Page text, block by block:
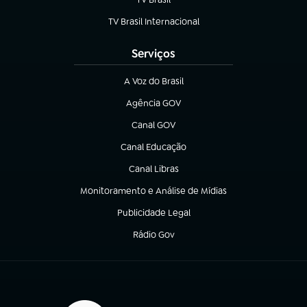
(abre em nova aba)
TV Brasil Internacional
(abre em nova aba)
Serviços
A Voz do Brasil
(abre em nova aba)
Agência GOV
(abre em nova aba)
Canal GOV
(abre em nova aba)
Canal Educação
(abre em nova aba)
Canal Libras
(abre em nova aba)
Monitoramento e Análise de Mídias
(abre em nova aba)
Publicidade Legal
(abre em nova aba)
Rádio Gov
(abre em nova aba)